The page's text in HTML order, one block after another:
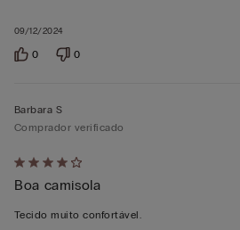
09/12/2024
0 0
Atribuiu
4
em
Barbara S
Comprador verificado
Boa camisola
Tecido muito confortável.